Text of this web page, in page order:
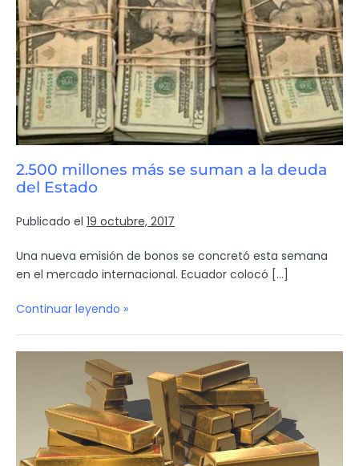
2.500 millones más se suman a la deuda
del Estado
Publicado el 19 octubre, 2017
Una nueva emisión de bonos se concretó esta semana
en el mercado internacional. Ecuador colocó […]
Continuar leyendo »